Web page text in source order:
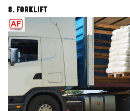
8. FORKLIFT